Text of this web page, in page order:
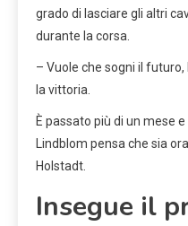
grado di lasciare gli altri
durante la corsa.
– Vuole che sogni il
la vittoria.
È passato più di un mese
Lindblom pensa che sia
Holstadt.
Insegue il